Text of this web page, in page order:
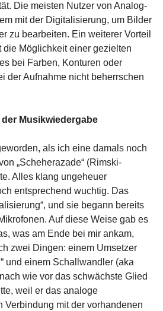
Die meisten Nutzer von Analog-
mit der Digitalisierung, um Bilder
zu bearbeiten. Ein weiterer Vorteil
die Möglichkeit einer gezielten
bei Farben, Konturen oder
der Aufnahme nicht beherrschen
Musikwiedergabe
als ich eine damals noch
„Scheherazade“ (Rimski-
Alles klang ungeheuer
entsprechend wuchtig. Das
und sie begann bereits
Auf diese Weise gab es
was am Ende bei mir ankam,
zwei Dingen: einem Umsetzer
und einem Schallwandler (aka
wie vor das schwächste Glied
weil er das analoge
Verbindung mit der vorhandenen